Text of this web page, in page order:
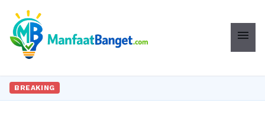
menu
BREAKING